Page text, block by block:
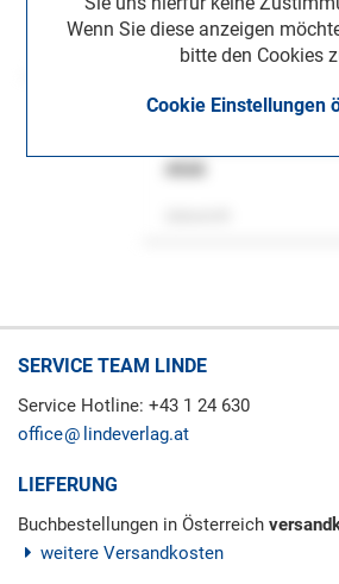
Wenn Sie diese anzeigen
bitte den Cookies
Cookie Einstellungen
SERVICE TEAM LINDE
Service Hotline: +43 1 24 630
office
lindeverlag.at
LIEFERUNG
Buchbestellungen in Österreich
weitere Versandkosten